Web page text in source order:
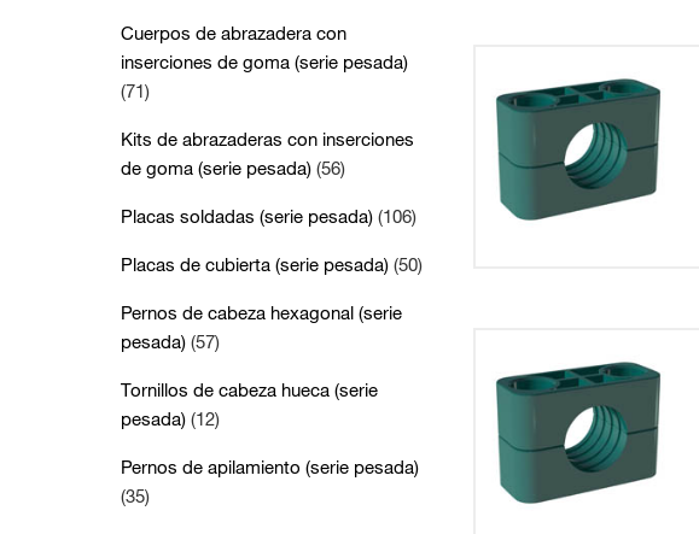
Cuerpos de abrazadera con
inserciones de goma (serie pesada)
(71)
Kits de abrazaderas con inserciones
de goma (serie pesada) (56)
Placas soldadas (serie pesada) (106)
Placas de cubierta (serie pesada) (50)
Pernos de cabeza hexagonal (serie
pesada) (57)
Tornillos de cabeza hueca (serie
pesada) (12)
Pernos de apilamiento (serie pesada)
(35)